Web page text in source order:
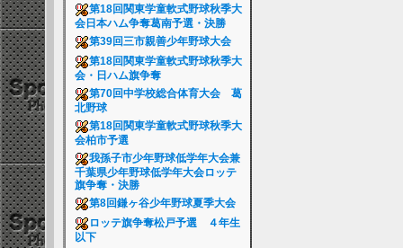
第18回関東学童軟式野球秋季大
会日本ハム争奪葛南予選・決勝
第39回三市親善少年野球大会
第18回関東学童軟式野球秋季大
会・日ハム旗争奪
第70回中学校総合体育大会 葛
北野球
第18回関東学童軟式野球秋季大
会柏市予選
我孫子市少年野球低学年大会兼
千葉県少年野球低学年大会ロッテ
旗争奪・決勝
第8回鎌ヶ谷少年野球夏季大会
ロッテ旗争奪松戸予選 ４年生
以下